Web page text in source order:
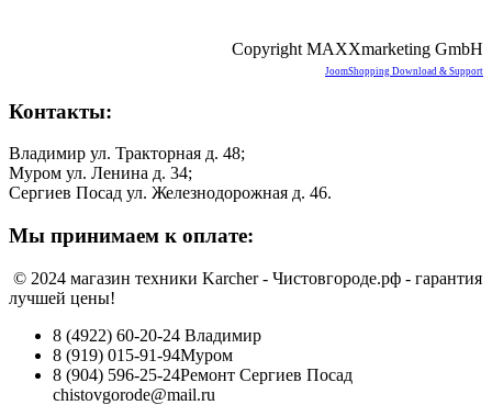
Copyright MAXXmarketing GmbH
JoomShopping Download & Support
Контакты:
Владимир ул. Тракторная д. 48;
Муром ул. Ленина д. 34;
Сергиев Посад ул. Железнодорожная д. 46.
Мы принимаем к оплате:
© 2024 магазин техники Karcher - Чистовгороде.рф - гарантия
лучшей цены!
8 (4922) 60-20-24 Владимир
8 (919) 015-91-94Муром
8 (904) 596-25-24Ремонт Сергиев Посад
chistovgorode@mail.ru